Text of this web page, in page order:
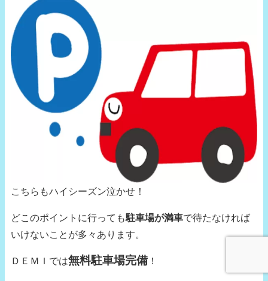
こちらもハイシーズン泣かせ！
どこのポイントに行っても駐車場が満車で待たなければ
いけないことが多々あります。
ＤＥＭＩでは無料駐車場完備 ！